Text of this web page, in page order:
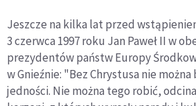
Jeszcze na kilka lat przed
3 czerwca 1997 roku Jan Paweł II w
prezydentów państw Europy
w Gnieźnie: "Bez Chrystusa nie
jedności. Nie można tego robić,